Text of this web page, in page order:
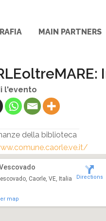
MAIN PARTNERS
l'evento
della biblioteca
Caorle, VE, Italia
map
Directions